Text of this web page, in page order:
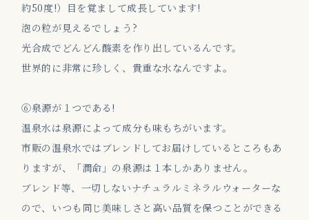
約50度!）目を覚まして成長しています!
泡の粒が見えるでしょう?
光合成でどんどん酸素を作り出しているんです。
世界的に非常に珍しく、貴重な水なんですよ。
⑥泉源が１つである!
温泉水は泉源によって成分も味もちがいます。
市販の温泉水ではブレンドしてお届けしているところもあ
りますが、「潤命」の泉源は１本しかありません。
ブレンド等、一切しないナチュラルミネラルウォーターな
ので、いつも同じ美味しさと高い品質を保つことができる